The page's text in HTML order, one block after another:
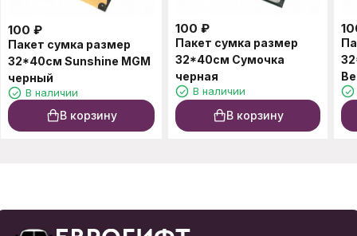
100 ₽
Пакет сумка размер
32*40см Sunshine MGM
черный
В наличии
В корзину
100 ₽
Пакет сумка размер
32*40см Сумочка
черная
В наличии
В корзину